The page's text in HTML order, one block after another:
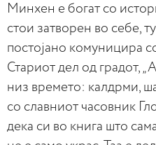
Минхен е богат со
стои затворен во себе,
постојано комуницира
Стариот дел од градот,
низ времето: калдрми,
со славниот часовник
дека си во книга што